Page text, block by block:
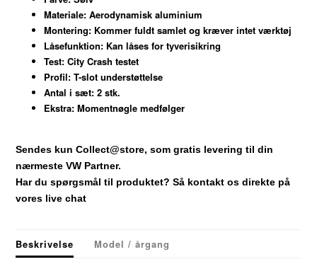
Materiale: Aerodynamisk aluminium
Montering: Kommer fuldt samlet og kræver intet værktøj
Låsefunktion: Kan låses for tyverisikring
Test: City Crash testet
Profil: T-slot understøttelse
Antal i sæt: 2 stk.
Ekstra: Momentnøgle medfølger
Sendes kun Collect@store, som gratis levering til din
nærmeste VW Partner.
Har du spørgsmål til produktet? Så kontakt os direkte på
vores live chat
Beskrivelse Model / årgang